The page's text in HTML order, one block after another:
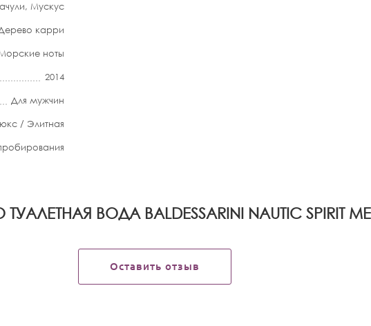
, Мускус
карри
ноты
2014
Для мужчин
/ Элитная
ВОДА BALDESSARINI NAUTIC SPIRIT
Оставить отзыв